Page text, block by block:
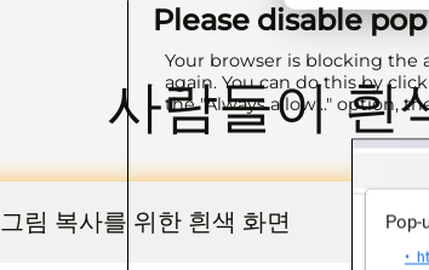
사람들이 흰
그림 복사를 위한 흰색 화면
Please disable
Your browser is blocking the
again. You can do this by
the "Always allow..." option,